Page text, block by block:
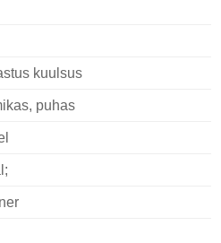
kuulsus
puhas